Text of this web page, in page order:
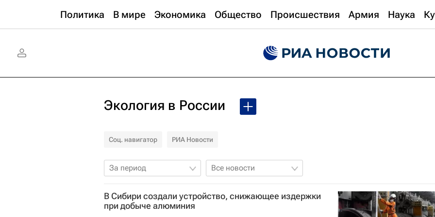
Политика В мире Экономика Общество Происшествия Армия Наука
Экология в России
Соц. навигатор РИА Новости
За период Все новости
В Сибири создали устройство, снижающее издержки
при добыче алюминия